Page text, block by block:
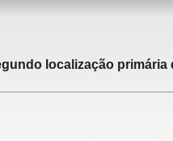
localização